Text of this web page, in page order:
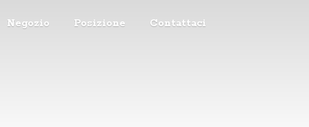
Negozio Posizione Contattaci